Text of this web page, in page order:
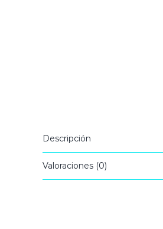
Descripción
Valoraciones (0)